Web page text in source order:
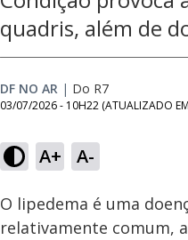
quadris, além de
DF NO AR | Do R7
03/07/2026 - 10H22 (ATUALIZADO EM
A+ A-
Ativar
Som
12.16%
O lipedema é uma
relativamente comum,